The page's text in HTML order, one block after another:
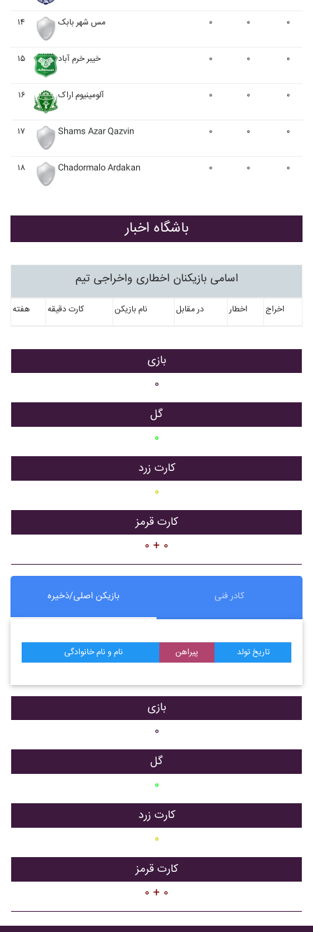
۱۴ مس شهر بابک ۰ ۰ ۰
۱۵ خيبر خرم آباد ۰ ۰ ۰
۱۶ آلومينيوم اراک ۰ ۰ ۰
۱۷ Shams Azar Qazvin ۰ ۰ ۰
۱۸ Chadormalo Ardakan ۰ ۰ ۰
باشگاه اخبار
اسامی بازیکنان اخطاری واخراجی تیم
هفته کارت دقیقه نام بازیکن در مقابل اخطار اخراج
بازی
۰
گل
۰
کارت زرد
۰
کارت قرمز
۰ + ۰
بازیکن اصلی/ذخیره کادر فنی
نام و نام خانوادگی پیراهن تاریخ تولد
بازی
۰
گل
۰
کارت زرد
۰
کارت قرمز
۰ + ۰